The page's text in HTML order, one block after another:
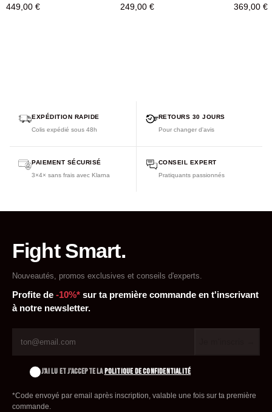
449,00 € 249,00 € 369,00 €
EXPÉDITION RAPIDE
Colis expédié sous 48h
RETOURS 30 JOURS
Pour changer d'avis
PAIEMENT SÉCURISÉ
3×4× sans frais avec Klarna
CONSEIL EXPERT
Pratiquants passionnés
Fight Smart.
Nouveautés, promos exclusives et conseils d'experts.
Profite de -10%* sur ta première commande en t'inscrivant
à notre newsletter.
J'AI LU ET J'ACCEPTE LAPOLITIQUE DE CONFIDENTIALITÉ
*Code envoyé par email après inscription, valable une fois sur ta première
commande.